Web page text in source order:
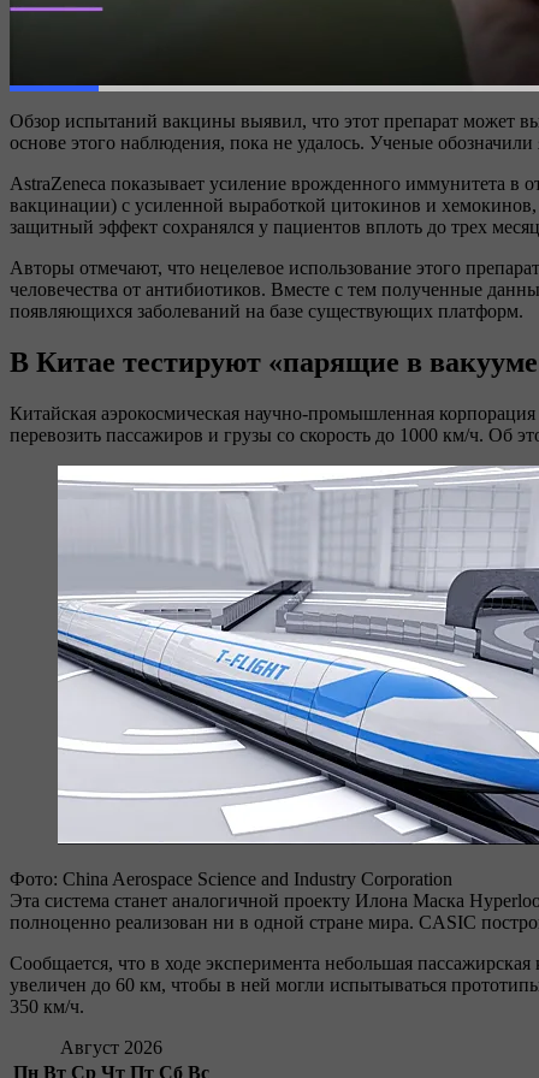
Обзор испытаний вакцины выявил, что этот препарат может
основе этого наблюдения, пока не удалось. Ученые
AstraZeneca показывает усиление врожденного иммунитета в
вакцинации) с усиленной выработкой цитокинов и
защитный эффект сохранялся у пациентов вплоть до трех
Авторы отмечают, что нецелевое использование этого
человечества от антибиотиков. Вместе с тем полученные
появляющихся заболеваний на базе существующих платформ.
В Китае тестируют «парящие в
Китайская аэрокосмическая научно-промышленная
перевозить пассажиров и грузы со скорость до 1000 км/ч. Об
Фото: China Aerospace Science and Industry Corporation
Эта система станет аналогичной проекту Илона Маска
полноценно реализован ни в одной стране мира. CASIC
Сообщается, что в ходе эксперимента небольшая
увеличен до 60 км, чтобы в ней могли испытываться
350 км/ч.
Август 2026
Пн Вт Ср Чт Пт Сб Вс